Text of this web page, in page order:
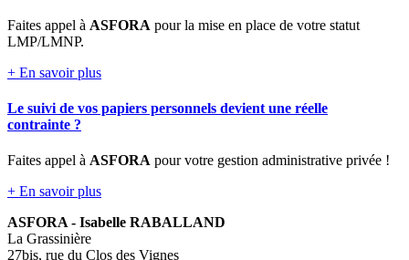
Faites appel à ASFORA pour la mise en place de votre statut
LMP/LMNP.
+ En savoir plus
Le suivi de vos papiers personnels devient une réelle
contrainte ?
Faites appel à ASFORA pour votre gestion administrative privée !
+ En savoir plus
ASFORA - Isabelle RABALLAND
La Grassinière
27bis, rue du Clos des Vignes